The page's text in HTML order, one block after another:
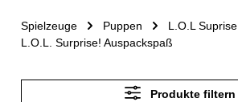
Spielzeuge Puppen
L.O.L Suprise
L.O.L. Surprise! Auspackspaß
Produkte filtern